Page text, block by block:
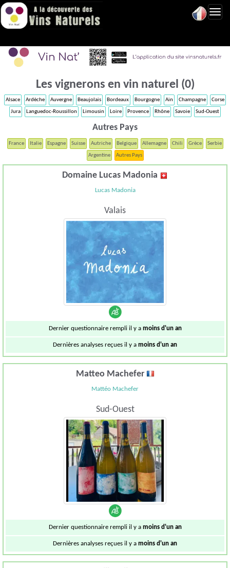
Les vignerons en vin naturel (0)
Alsace Ardèche Auvergne Beaujolais Bordeaux Bourgogne Ain Champagne Corse
Jura Languedoc-Roussillon Limousin Loire Provence Rhône Savoie Sud-Ouest
Autres Pays
France Italie Espagne Suisse Autriche Belgique Allemagne Chili Grèce Serbie
Argentine Autres Pays
Domaine Lucas Madonia
Lucas Madonia
Valais
Dernier questionnaire rempli il y a moins d'un an
Dernières analyses reçues il y a moins d'un an
Matteo Machefer
Mattéo Machefer
Sud-Ouest
Dernier questionnaire rempli il y a moins d'un an
Dernières analyses reçues il y a moins d'un an